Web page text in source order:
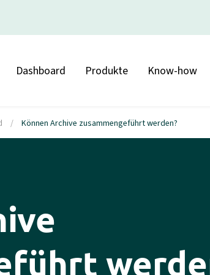
Dashboard Produkte Know-how
/ Können Archive zusammengeführt werden?